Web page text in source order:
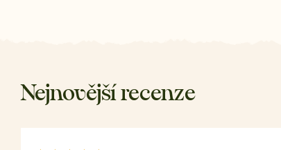
Nejnovější recenze